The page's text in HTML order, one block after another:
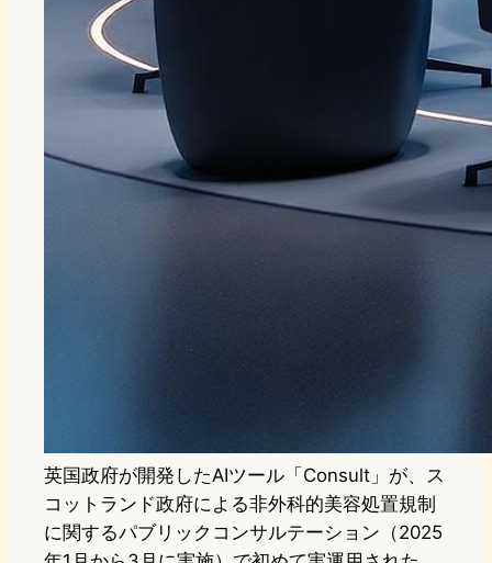
英国政府が開発したAIツール「Consult」が、ス
コットランド政府による非外科的美容処置規制
に関するパブリックコンサルテーション（2025